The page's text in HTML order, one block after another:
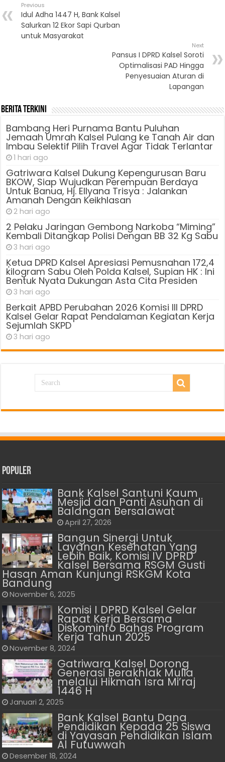
Previous
Idul Adha 1447 H, Bank Kalsel
Salurkan 12 Ekor Sapi Qurban
untuk Masyarakat
Next
Pansus I DPRD Kalsel Soroti
Optimalisasi PAD Hingga
Penyesuaian Aturan di
Lapangan
Berita Terkini
Bambang Heri Purnama Bantu Puluhan
Jemaah Umrah Kalsel Pulang ke Tanah Air dan
Imbau Selektif Pilih Travel Agar Tidak Terlantar
1 hari ago
Gatriwara Kalsel Dukung Kepengurusan Baru
BKOW, Siap Wujudkan Perempuan Berdaya
Untuk Banua, Hj. Ellyana Trisya : Jalankan
Amanah Dengan Keikhlasan
2 hari ago
2 Pelaku Jaringan Gembong Narkoba “Miming”
Kembali Ditangkap Polisi Dengan BB 32 Kg Sabu
3 hari ago
Ķetua DPRD Kalsel Apresiasi Pemusnahan 172,4
kilogram Sabu Oleh Polda Kalsel, Supian HK : Ini
Bentuk Nyata Dukungan Asta Cita Presiden
3 hari ago
Berkait APBD Perubahan 2026 Komisi III DPRD
Kalsel Gelar Rapat Pendalaman Kegiatan Kerja
Sejumlah SKPD
3 hari ago
Populer
Bank Kalsel Santuni Kaum
Mesjid dan Panti Asuhan di
Balangan Bersalawat
April 27, 2026
Bangun Sinergi Untuk
Layanan Kesehatan Yang
Lebih Baik, Komisi IV DPRD
Kalsel Bersama RSGM Gusti
Hasan Aman Kunjungi RSKGM Kota
Bandung
November 6, 2025
Komisi I DPRD Kalsel Gelar
Rapat Kerja Bersama
Diskominfo Bahas Program
Kerja Tahun 2025
November 8, 2024
Gatriwara Kalsel Dorong
Generasi Berakhlak Mulia
melalui Hikmah Isra Mi’raj
1446 H
Januari 2, 2025
Bank Kalsel Bantu Dana
Pendidikan Kepada 25 Siswa
di Yayasan Pendidikan Islam
Al Futuwwah
Desember 18, 2024